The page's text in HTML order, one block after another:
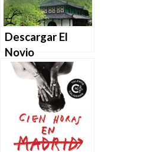
Descargar El
Novio
Desconocido de
Barbara Cartland
en EPUB | PDF |
MOBI